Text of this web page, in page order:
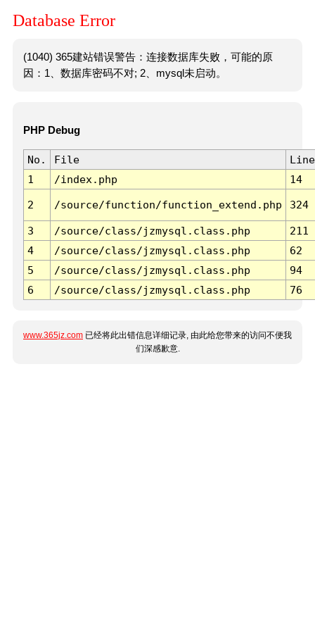
Database Error
(1040) 365建站错误警告：连接数据库失败，可能的原
因：1、数据库密码不对; 2、mysql未启动。
PHP Debug
No. File
Line
1
/index.php 14
2 /source/function/function_extend.php 324
3 /source/class/jzmysql.class.php
211
4
/source/class/jzmysql.class.php
62
5
/source/class/jzmysql.class.php
94
6
/source/class/jzmysql.class.php 76
www.365jz.com 已经将此出错信息详细记录, 由此给您带来的访问不便我
们深感歉意.